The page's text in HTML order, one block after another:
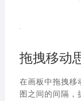
拖拽移动
在画板中拖拽移
图之间的间隔，